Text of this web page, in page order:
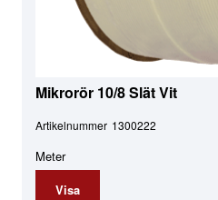
Mikrorör 10/8 Slät Vit
Artikelnummer 1300222
Meter
Visa